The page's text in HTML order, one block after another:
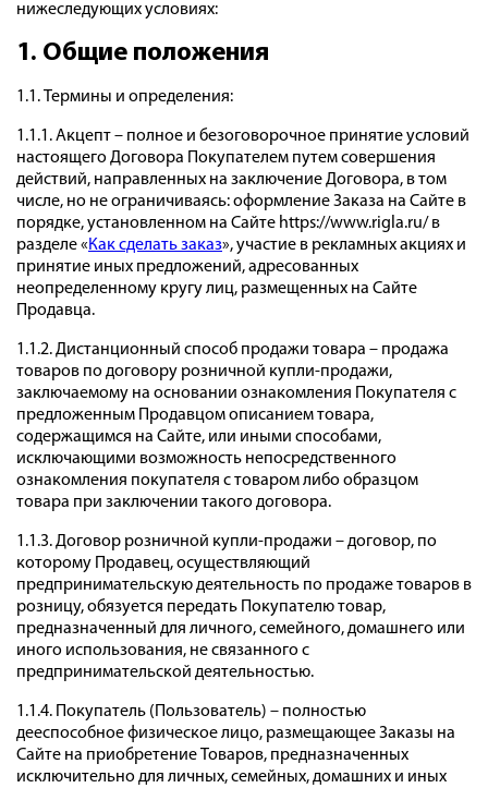
нижеследующих условиях:
1. Общие положения
1.1. Термины и определения:
1.1.1. Акцепт – полное и безоговорочное принятие условий
настоящего Договора Покупателем путем совершения
действий, направленных на заключение Договора, в том
числе, но не ограничиваясь: оформление Заказа на Сайте в
порядке, установленном на Сайте https://www.rigla.ru/ в
разделе «Как сделать заказ», участие в рекламных акциях и
принятие иных предложений, адресованных
неопределенному кругу лиц, размещенных на Сайте
Продавца.
1.1.2. Дистанционный способ продажи товара – продажа
товаров по договору розничной купли-продажи,
заключаемому на основании ознакомления Покупателя с
предложенным Продавцом описанием товара,
содержащимся на Сайте, или иными способами,
исключающими возможность непосредственного
ознакомления покупателя с товаром либо образцом
товара при заключении такого договора.
1.1.3. Договор розничной купли-продажи – договор, по
которому Продавец, осуществляющий
предпринимательскую деятельность по продаже товаров в
розницу, обязуется передать Покупателю товар,
предназначенный для личного, семейного, домашнего или
иного использования, не связанного с
предпринимательской деятельностью.
1.1.4. Покупатель (Пользователь) – полностью
дееспособное физическое лицо, размещающее Заказы на
Сайте на приобретение Товаров, предназначенных
исключительно для личных, семейных, домашних и иных